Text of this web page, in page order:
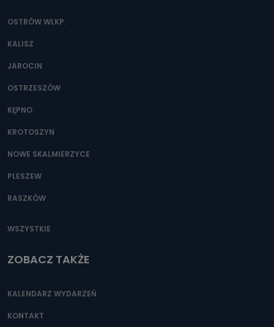
OSTRÓW WLKP.
KALISZ
JAROCIN
OSTRZESZÓW
KĘPNO
KROTOSZYN
NOWE SKALMIERZYCE
PLESZEW
RASZKÓW
WSZYSTKIE
ZOBACZ TAKŻE
KALENDARZ WYDARZEŃ
KONTAKT